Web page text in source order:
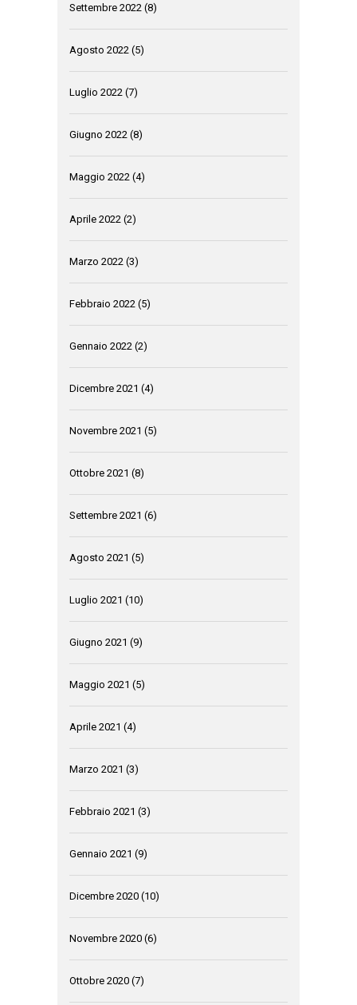
Settembre 2022 (8)
Agosto 2022 (5)
Luglio 2022 (7)
Giugno 2022 (8)
Maggio 2022 (4)
Aprile 2022 (2)
Marzo 2022 (3)
Febbraio 2022 (5)
Gennaio 2022 (2)
Dicembre 2021 (4)
Novembre 2021 (5)
Ottobre 2021 (8)
Settembre 2021 (6)
Agosto 2021 (5)
Luglio 2021 (10)
Giugno 2021 (9)
Maggio 2021 (5)
Aprile 2021 (4)
Marzo 2021 (3)
Febbraio 2021 (3)
Gennaio 2021 (9)
Dicembre 2020 (10)
Novembre 2020 (6)
Ottobre 2020 (7)